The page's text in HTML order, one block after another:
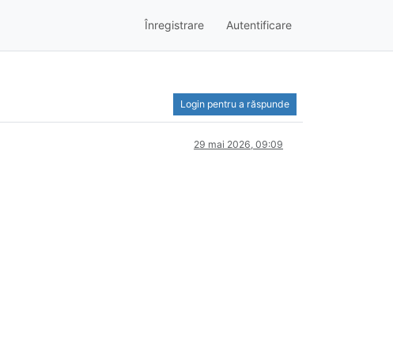
Înregistrare Autentificare
Login pentru a răspunde
29 mai 2026, 09:09